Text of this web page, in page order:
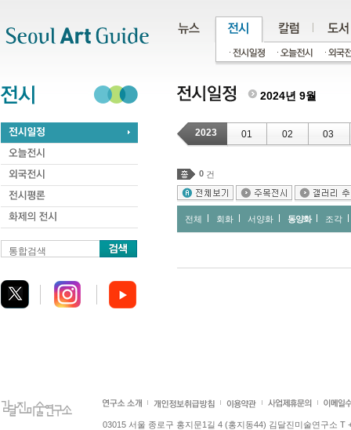
통합검색
2024년 9월
2023 01 02 03
0 건
전체 회화 서양화 동양화 조각
03015 서울 종로구 홍지문1길 4 (홍지동44) 김달진미술연구소 T